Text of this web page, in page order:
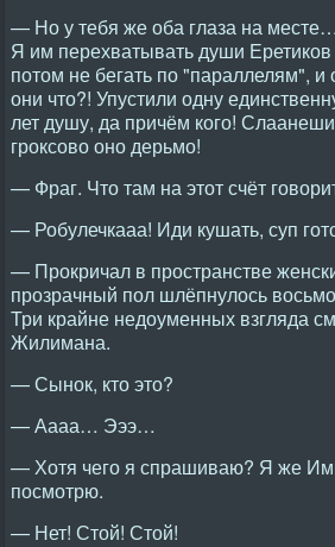
— Но у тебя же оба глаза на
Я им перехватывать души Еретиков
потом не бегать по "параллелям", и
они что?! Упустили одну
лет душу, да причём кого!
гроксово оно дерьмо!
— Фраг. Что там на этот счёт
— Робулечкааа! Иди кушать, суп
— Прокричал в пространстве
прозрачный пол шлёпнулось
Три крайне недоуменных взгляда
Жилимана.
— Сынок, кто это?
— Аааа… Эээ…
— Хотя чего я спрашиваю? Я же
посмотрю.
— Нет! Стой! Стой!